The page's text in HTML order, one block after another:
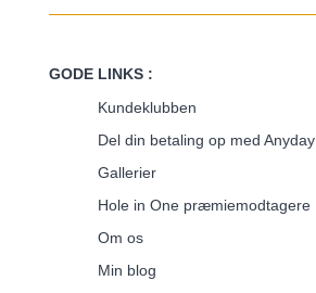
GODE LINKS :
Kundeklubben
Del din betaling op med Anyday
Gallerier
Hole in One præmiemodtagere
Om os
Min blog